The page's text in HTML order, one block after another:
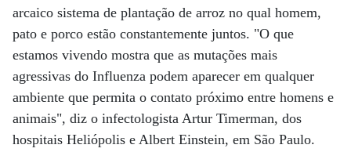
arcaico sistema de plantação de arroz no qual homem,
pato e porco estão constantemente juntos. "O que
estamos vivendo mostra que as mutações mais
agressivas do Influenza podem aparecer em qualquer
ambiente que permita o contato próximo entre homens e
animais", diz o infectologista Artur Timerman, dos
hospitais Heliópolis e Albert Einstein, em São Paulo.